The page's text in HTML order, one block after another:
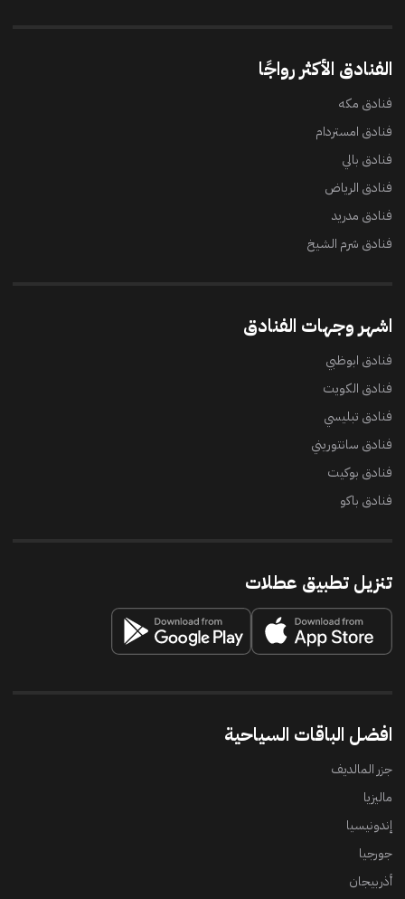
الفنادق الأكثر رواجًا
فنادق مكه
فنادق امستردام
فنادق بالي
فنادق الرياض
فنادق مدريد
فنادق شرم الشيخ
اشهر وجهات الفنادق
فنادق ابوظبي
فنادق الكويت
فنادق تبليسي
فنادق سانتوريني
فنادق بوكيت
فنادق باكو
تنزيل تطبيق عطلات
افضل الباقات السياحية
جزر المالديف
ماليزيا
إندونيسيا
جورجيا
أذربيجان